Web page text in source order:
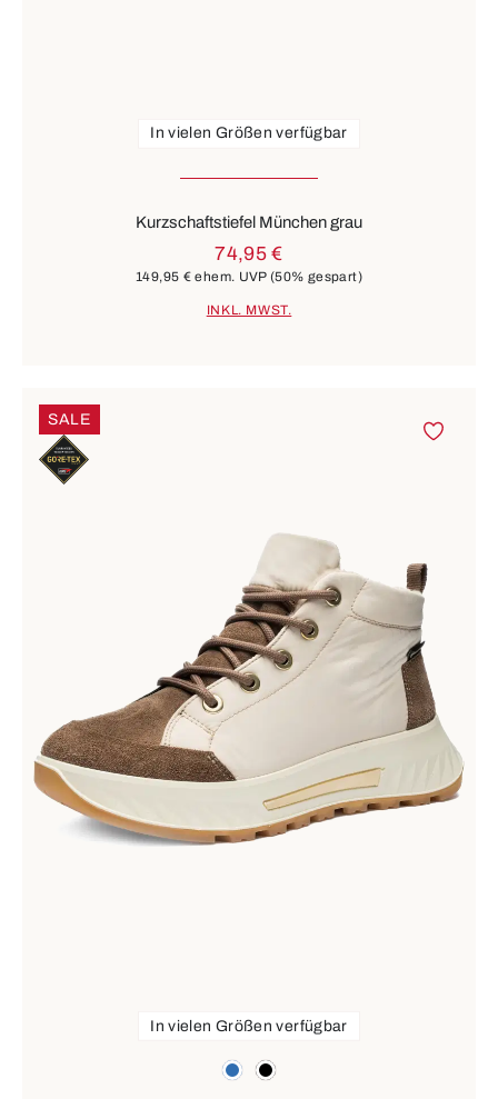
In vielen Größen verfügbar
Kurzschaftstiefel München grau
74,95 €
149,95 € ehem. UVP(50% gespart)
INKL. MWST.
SALE
blau schwarz
In vielen Größen verfügbar